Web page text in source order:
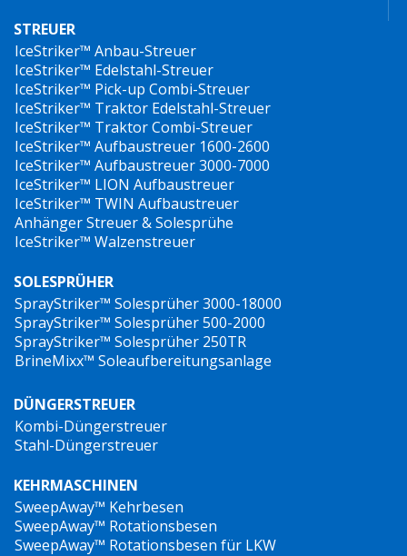
STREUER
IceStriker™ Anbau-Streuer
IceStriker™ Edelstahl-Streuer
IceStriker™ Pick-up Combi-Streuer
IceStriker™ Traktor Edelstahl-Streuer
IceStriker™ Traktor Combi-Streuer
IceStriker™ Aufbaustreuer 1600-2600
IceStriker™ Aufbaustreuer 3000-7000
IceStriker™ LION Aufbaustreuer
IceStriker™ TWIN Aufbaustreuer
Anhänger Streuer & Solesprühe
IceStriker™ Walzenstreuer
SOLESPRÜHER
SprayStriker™ Solesprüher 3000-18000
SprayStriker™ Solesprüher 500-2000
SprayStriker™ Solesprüher 250TR
BrineMixx™ Soleaufbereitungsanlage
DÜNGERSTREUER
Kombi-Düngerstreuer
Stahl-Düngerstreuer
KEHRMASCHINEN
SweepAway™ Kehrbesen
SweepAway™ Rotationsbesen
SweepAway™ Rotationsbesen für LKW